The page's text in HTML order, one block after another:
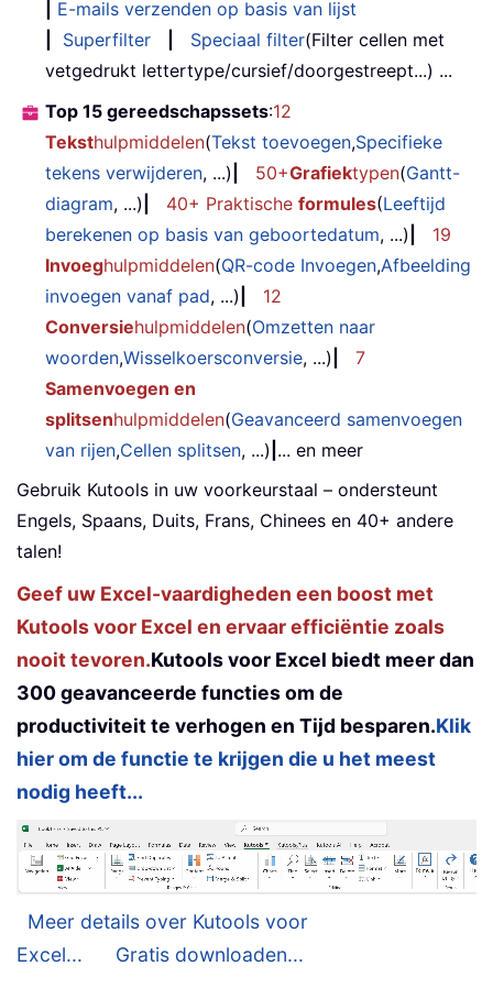
E-mails verzenden op basis van lijst
Superfilter Speciaal filter(Filter cellen met
vetgedrukt lettertype/cursief/doorgestreept...) ...
Top 15 gereedschapssets:12
Teksthulpmiddelen(Tekst toevoegen,Specifieke
tekens verwijderen, ...) 50+Grafiektypen(Gantt-
diagram, ...) 40+ Praktische formules(Leeftijd
berekenen op basis van geboortedatum, ...)
19
Invoeghulpmiddelen(QR-code Invoegen,Afbeelding
invoegen vanaf pad, ...)
12
Conversiehulpmiddelen(Omzetten naar
woorden,Wisselkoersconversie, ...)
7
Samenvoegen en
splitsenhulpmiddelen(Geavanceerd samenvoegen
van rijen,Cellen splitsen, ...) ... en meer
Gebruik Kutools in uw voorkeurstaal – ondersteunt
Engels, Spaans, Duits, Frans, Chinees en 40+ andere
talen!
Geef uw Excel-vaardigheden een boost met
Kutools voor Excel en ervaar efficiëntie zoals
nooit tevoren.Kutools voor Excel biedt meer dan
300 geavanceerde functies om de
productiviteit te verhogen en Tijd besparen.Klik
hier om de functie te krijgen die u het meest
nodig heeft...
Meer details over Kutools voor
Excel...
Gratis downloaden...